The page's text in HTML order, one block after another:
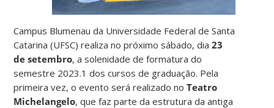
Campus Blumenau da Universidade Federal de Santa
Catarina (UFSC) realiza no próximo sábado, dia23
de setembro, a solenidade de formatura do
semestre 2023.1 dos cursos de graduação. Pela
primeira vez, o evento será realizado noTeatro
Michelangelo, que faz parte da estrutura da antiga